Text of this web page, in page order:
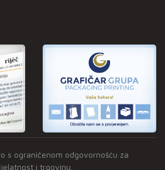
s ograničenom odgovornošću za
i trgovinu.